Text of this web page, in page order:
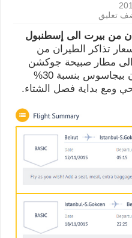
تعليق
من بيرت الى إسطنبول
تذاكر الطيران من
الى مطار صبيحة جوكشن
في إسطنبول تركيا على طيران بيجاسوس بنسبة 30%
ومع بداية فصل الشتاء.